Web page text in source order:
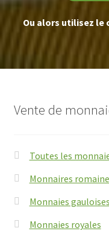
Ou alors utilisez le
Vente de
Toutes les
Monnaires
Monnaies gauloises
Monnaies royales